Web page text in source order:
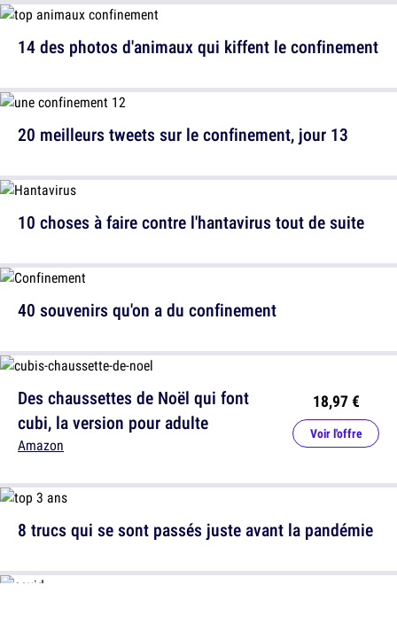
14 des photos d'animaux qui kiffent le confinement
10 choses à faire contre l'hantavirus tout de suite
Des chaussettes de Noël qui font
cubi, la version pour adulte
Amazon
18,97 €
Voir l'offre
20 meilleurs tweets sur le confinement, jour 13
40 souvenirs qu'on a du confinement
8 trucs qui se sont passés juste avant la pandémie